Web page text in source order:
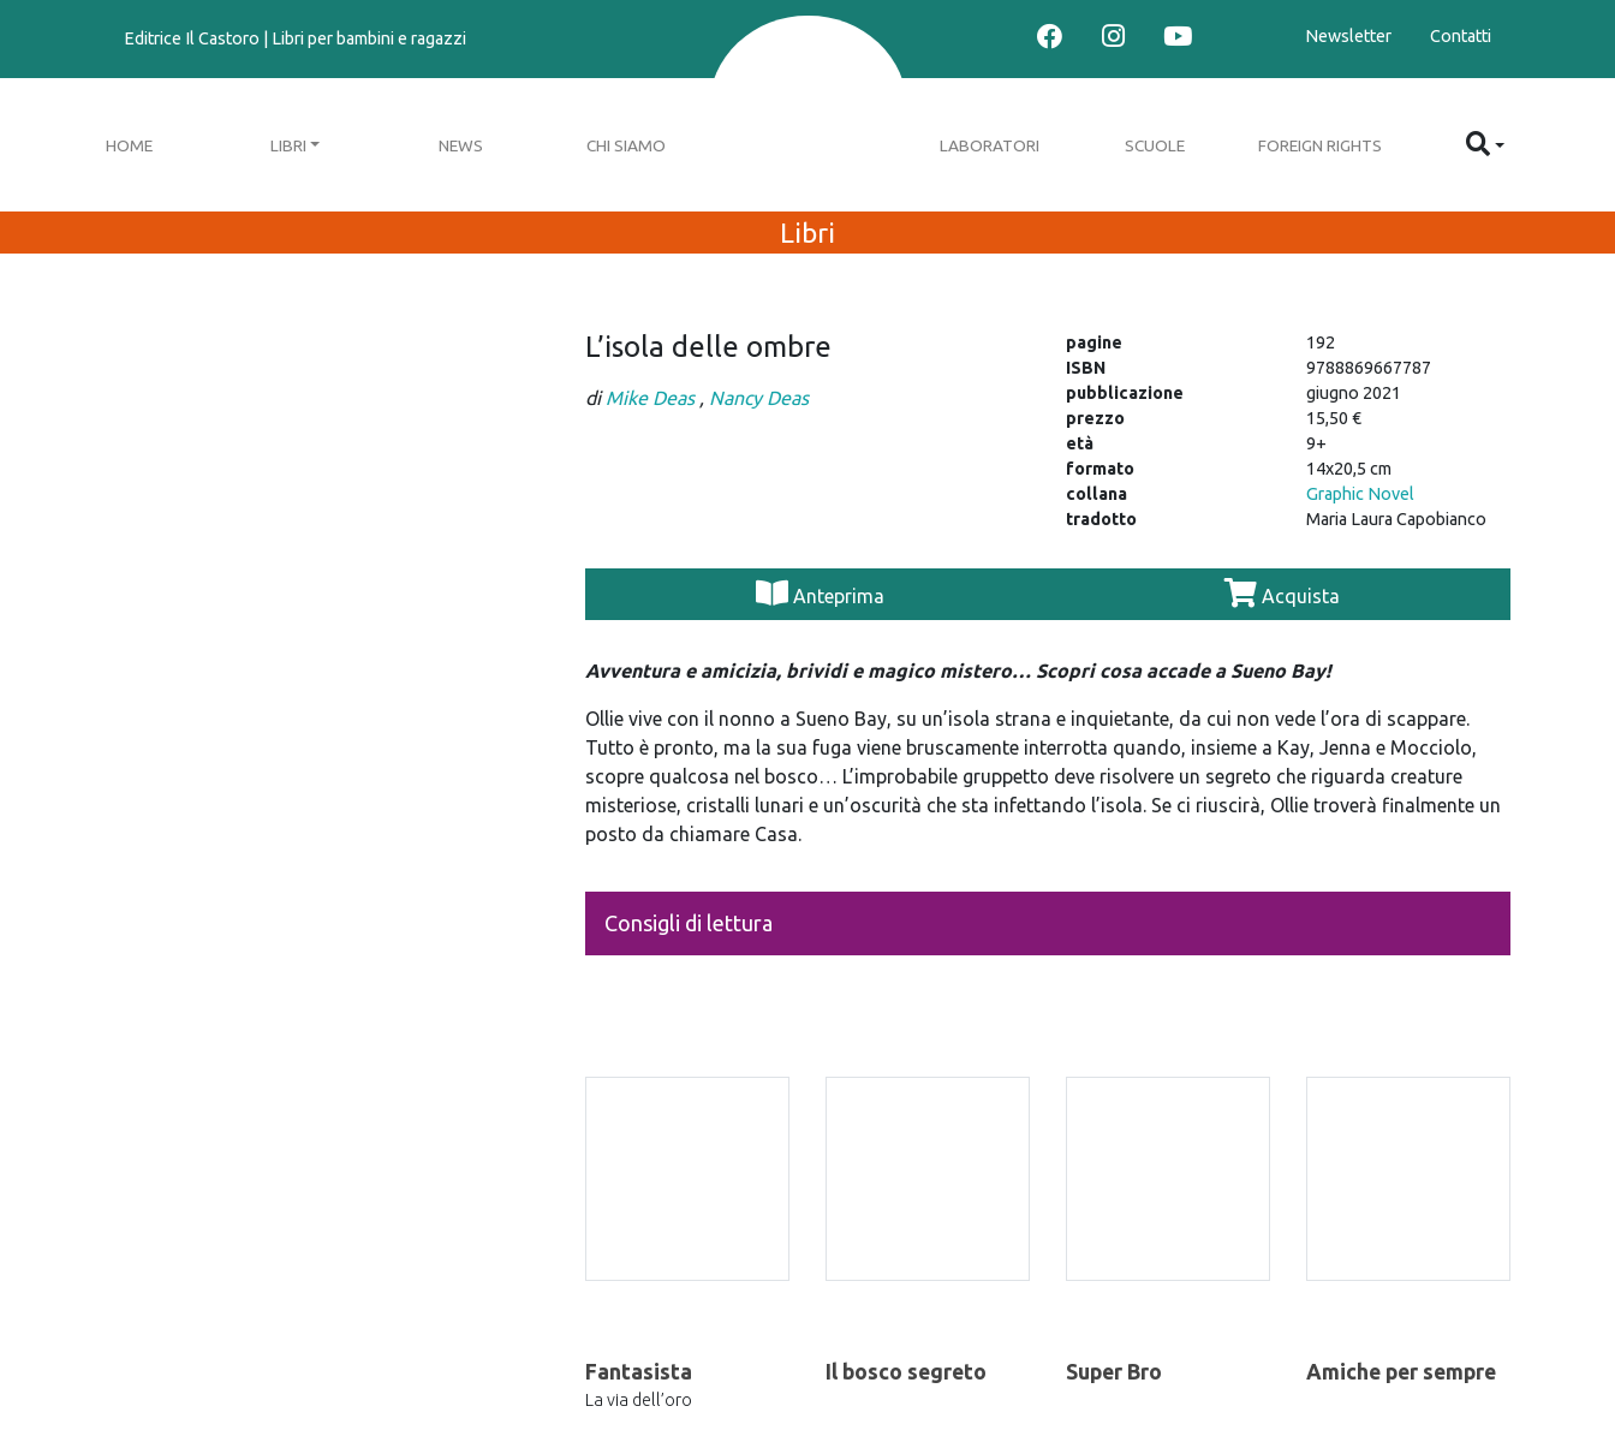
Editrice Il Castoro | Libri per bambini e ragazzi Newsletter Contatti
HOME LIBRI NEWS CHI SIAMO LABORATORI SCUOLE FOREIGN RIGHTS
Libri
L’isola delle ombre
diMike Deas , Nancy Deas
pagine
192
ISBN
9788869667787
pubblicazione
giugno 2021
prezzo
15,50 €
età
9+
formato
14x20,5 cm
collana
Graphic Novel
tradotto
Maria Laura Capobianco
Anteprima Acquista
Avventura e amicizia, brividi e magico mistero… Scopri cosa accade a Sueno Bay!
Ollie vive con il nonno a Sueno Bay, su un’isola strana e inquietante, da cui non vede l’ora di scappare.
Tutto è pronto, ma la sua fuga viene bruscamente interrotta quando, insieme a Kay, Jenna e Mocciolo,
scopre qualcosa nel bosco… L’improbabile gruppetto deve risolvere un segreto che riguarda creature
misteriose, cristalli lunari e un’oscurità che sta infettando l’isola. Se ci riuscirà, Ollie troverà finalmente un
posto da chiamare Casa.
Consigli di lettura
Fantasista
La via dell’oro
Il bosco segreto Super Bro Amiche per sempre